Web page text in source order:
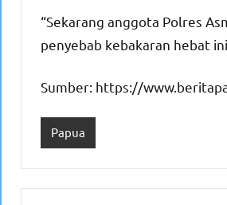
“Sekarang anggota Polres
penyebab kebakaran hebat
Sumber: https://
Papua